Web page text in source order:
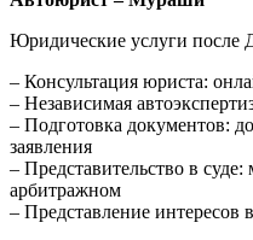
Юридические услуги после
– Консультация юриста:
– Независимая
– Подготовка документов:
заявления
– Представительство в
арбитражном
– Представление